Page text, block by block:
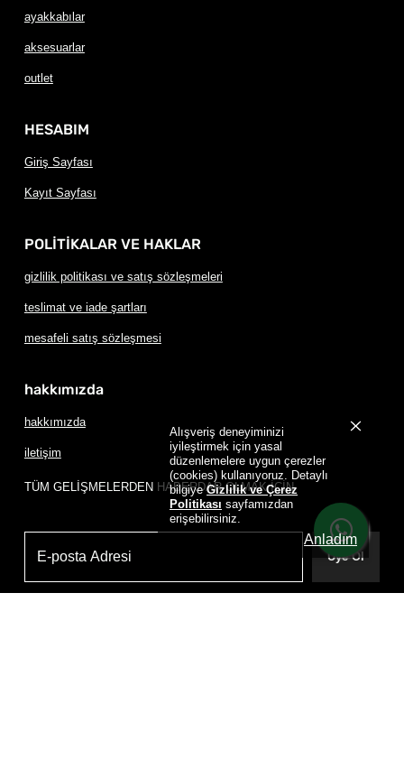
Alışveriş deneyiminizi
iyileştirmek için yasal
düzenlemelere uygun çerezler
(cookies) kullanıyoruz. Detaylı
bilgiyeGizlilik ve Çerez
Politikası sayfamızdan
erişebilirsiniz.
Anladım
ayakkabılar
aksesuarlar
outlet
HESABIM
Giriş Sayfası
Kayıt Sayfası
POLİTİKALAR VE HAKLAR
gizlilik politikası ve satış sözleşmeleri
teslimat ve iade şartları
mesafeli satış sözleşmesi
hakkımızda
hakkımızda
iletişim
TÜM GELİŞMELERDEN HABERDAR OLMAK İÇİN
Üye Ol